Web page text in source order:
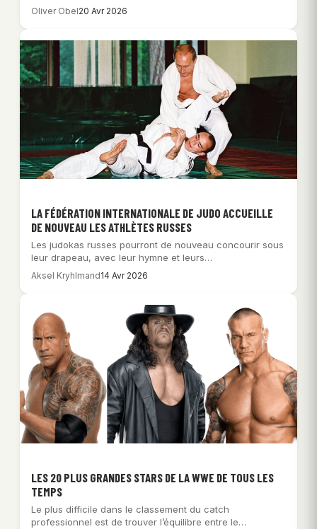
Oliver Obel20 Avr 2026
LA FÉDÉRATION INTERNATIONALE DE JUDO ACCUEILLE
DE NOUVEAU LES ATHLÈTES RUSSES
Les judokas russes pourront de nouveau concourir sous
leur drapeau, avec leur hymne et leurs…
Aksel Kryhlmand14 Avr 2026
LES 20 PLUS GRANDES STARS DE LA WWE DE TOUS LES
TEMPS
Le plus difficile dans le classement du catch
professionnel est de trouver l’équilibre entre le…